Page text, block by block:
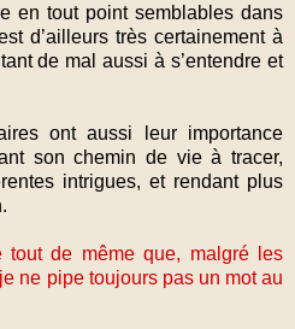
en tout point semblables dans
d’ailleurs très certainement à
de mal aussi à s’entendre et
ont aussi leur importance
son chemin de vie à tracer,
intrigues, et rendant plus
tout de même que, malgré les
ne pipe toujours pas un mot au